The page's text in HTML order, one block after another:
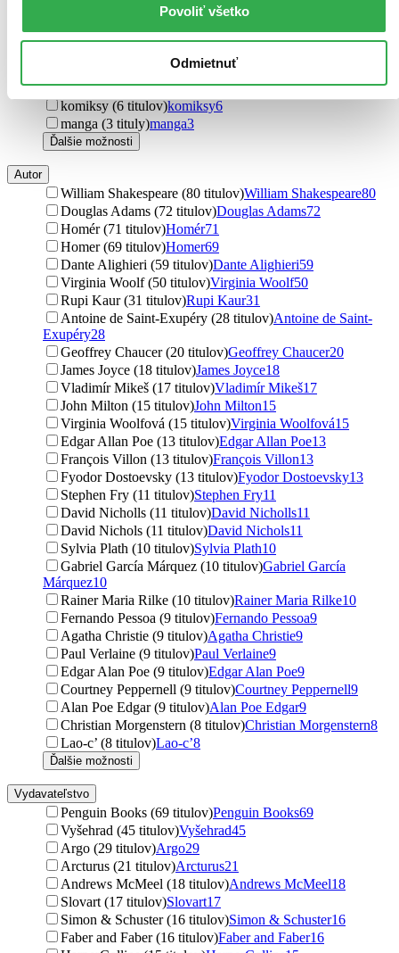
Povoliť všetko
Odmietnuť
magický realizmus (17 titulov)magický realizmus
horory (11 titulov)horory11
náučné8
rozprávky (7 titulov)rozprávky7
komiksy (6 titulov)komiksy6
manga (3 tituly)manga3
Ďalšie možnosti
Autor
William Shakespeare (80 titulov)William Shakespeare80
Douglas Adams (72 titulov)Douglas Adams72
Homér (71 titulov)Homér71
Homer (69 titulov)Homer69
Dante Alighieri (59 titulov)Dante Alighieri59
Virginia Woolf (50 titulov)Virginia Woolf50
Rupi Kaur (31 titulov)Rupi Kaur31
Antoine de Saint-Exupéry (28 titulov)Antoine de Saint-
Exupéry28
Geoffrey Chaucer (20 titulov)Geoffrey Chaucer20
James Joyce (18 titulov)James Joyce18
Vladimír Mikeš (17 titulov)Vladimír Mikeš17
John Milton (15 titulov)John Milton15
Virginia Woolfová (15 titulov)Virginia Woolfová15
Edgar Allan Poe (13 titulov)Edgar Allan Poe13
François Villon (13 titulov)François Villon13
Fyodor Dostoevsky (13 titulov)Fyodor Dostoevsky13
Stephen Fry (11 titulov)Stephen Fry11
David Nicholls (11 titulov)David Nicholls11
David Nichols (11 titulov)David Nichols11
Sylvia Plath (10 titulov)Sylvia Plath10
Gabriel García Márquez (10 titulov)Gabriel García
Márquez10
Rainer Maria Rilke (10 titulov)Rainer Maria Rilke10
Fernando Pessoa (9 titulov)Fernando Pessoa9
Agatha Christie (9 titulov)Agatha Christie9
Paul Verlaine (9 titulov)Paul Verlaine9
Edgar Alan Poe (9 titulov)Edgar Alan Poe9
Courtney Peppernell (9 titulov)Courtney Peppernell9
Alan Poe Edgar (9 titulov)Alan Poe Edgar9
Christian Morgenstern (8 titulov)Christian Morgenstern8
Lao-c’ (8 titulov)Lao-c’8
Ďalšie možnosti
Vydavateľstvo
Penguin Books (69 titulov)Penguin Books69
Vyšehrad (45 titulov)Vyšehrad45
Argo (29 titulov)Argo29
Arcturus (21 titulov)Arcturus21
Andrews McMeel (18 titulov)Andrews McMeel18
Slovart (17 titulov)Slovart17
Simon & Schuster (16 titulov)Simon & Schuster16
Faber and Faber (16 titulov)Faber and Faber16